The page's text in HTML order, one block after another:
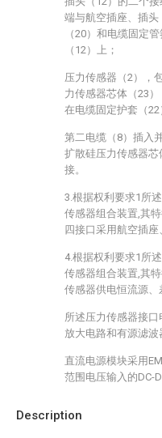
Description
端与航空插座、插
（20）和电缆固定
（12）上；
压力传感器（2），
力传感器芯体（23
在电缆固定护套（22
第二电缆（8）插入
扩散硅压力传感器
接。
3.根据权利要求1所
传感器组合装置,其
四接口采用航空插座
4.根据权利要求1所
传感器组合装置,其
传感器供电恒流源、
所述压力传感器接
放大电路和有源滤波
直流电源模块采用
范围电压输入的DC-